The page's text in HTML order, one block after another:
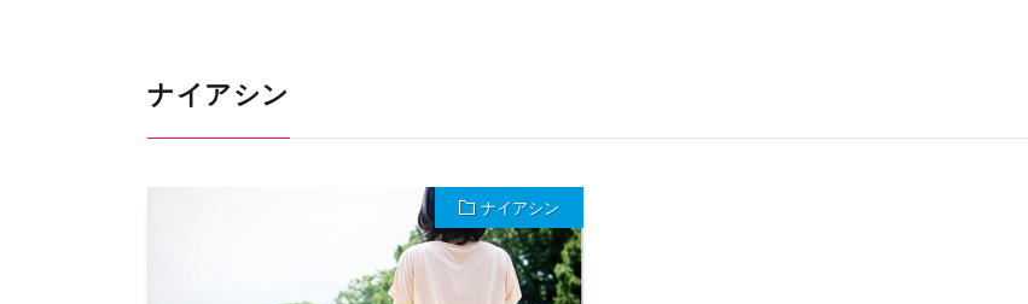
ナイアシン
ナイアシン